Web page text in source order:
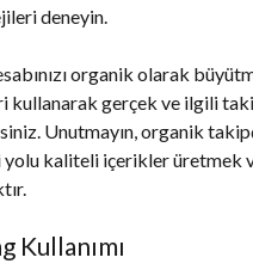
deneyin.
organik olarak
kullanarak gerçek ve ilgili
Unutmayın, organik
yolu kaliteli içerikler üretmek
Kullanımı